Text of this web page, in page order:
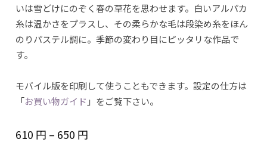
いは雪どけにのぞく春の草花を思わせます。白いアルパカ
糸は温かさをプラスし、その柔らかな毛は段染め糸をほん
のりパステル調に。季節の変わり目にピッタリな作品で
す。
モバイル版を印刷して使うこともできます。設定の仕方は
「お買い物ガイド 」をご覧下さい。
610 円 – 650 円